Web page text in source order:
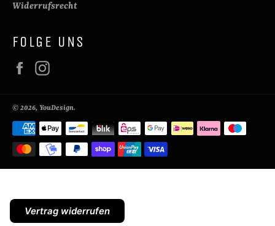
Widerrufsrecht
FOLGE UNS
Facebook
© 2026, YouDesign.
Zahlungsmethoden
Vertrag widerrufen